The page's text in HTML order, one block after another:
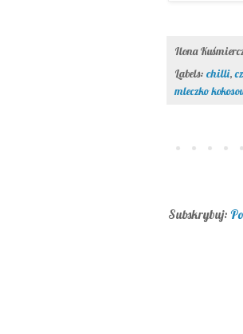
Ilona
Labels: chilli,
mleczko
Subskrybuj: